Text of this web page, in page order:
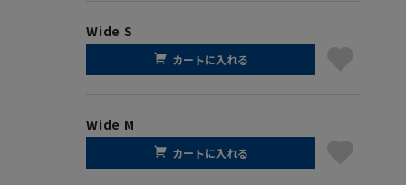
Wide S
カートに入れる
Wide M
カートに入れる